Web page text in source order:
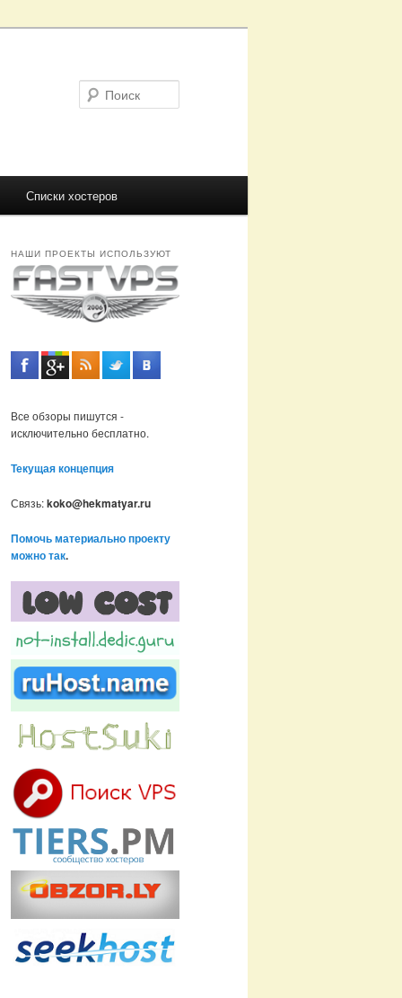
Списки хостеров
НАШИ ПРОЕКТЫ ИСПОЛЬЗУЮТ
Все обзоры пишутся -
исключительно бесплатно.
Текущая концепция
Связь:koko@hekmatyar.ru
Помочь материально проекту
можно так.